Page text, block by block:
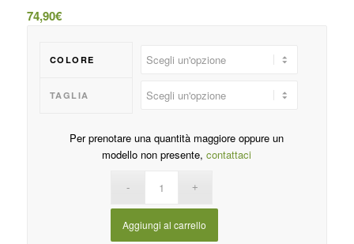
74,90€
COLORE
TAGLIA
Per prenotare una quantità maggiore oppure un
modello non presente,contattaci
Aggiungi al carrello